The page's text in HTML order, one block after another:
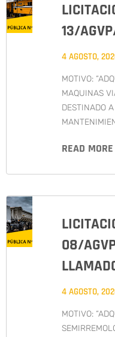
13/
4 AGOSTO,
MOTIVO:
MAQUINAS
DESTINADO
READ MORE
08/
4 AGOSTO,
MOTIVO: